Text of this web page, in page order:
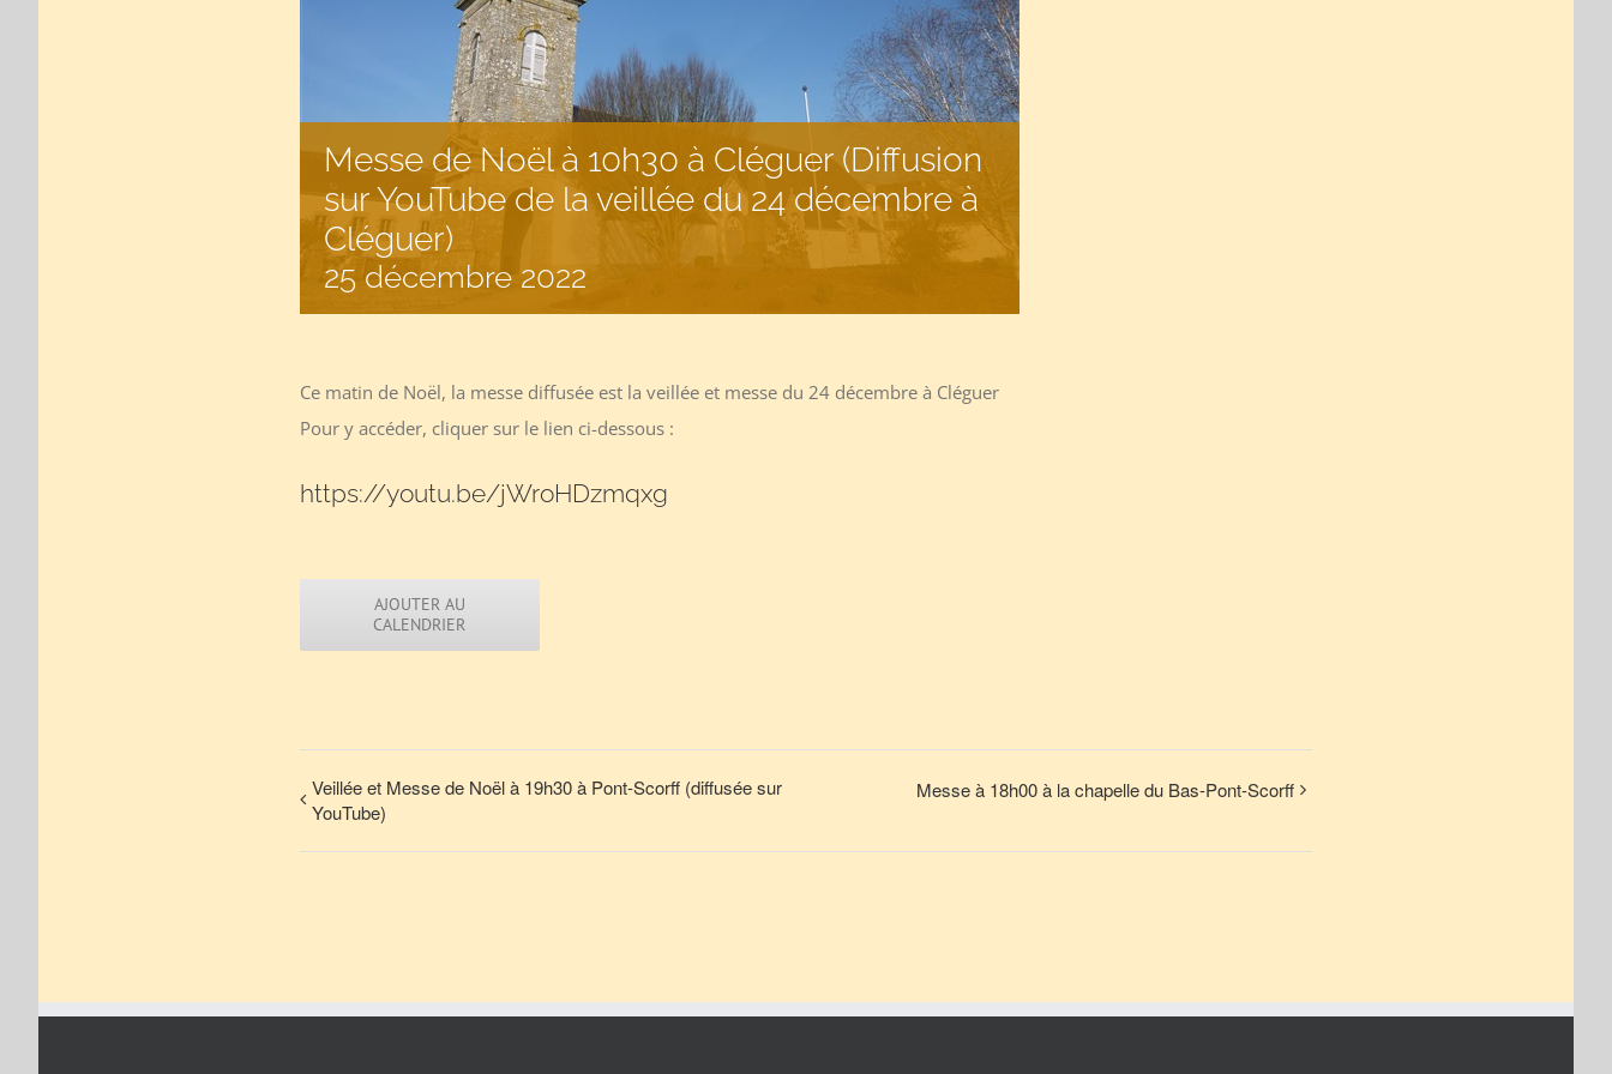
Messe de Noël à 10h30 à Cléguer (Diffusion
sur YouTube de la veillée du 24 décembre à
Cléguer)
25 décembre 2022
Ce matin de Noël, la messe diffusée est la veillée et messe du 24 décembre à Cléguer
Pour y accéder, cliquer sur le lien ci-dessous :
https://youtu.be/jWroHDzmqxg
AJOUTER AU
CALENDRIER
Veillée et Messe de Noël à 19h30 à Pont-Scorff (diffusée sur
YouTube)
Messe à 18h00 à la chapelle du Bas-Pont-Scorff